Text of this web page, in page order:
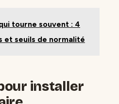
tourne souvent : 4
et seuils de normalité
installer